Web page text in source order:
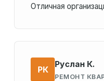
Отличная
РК
Руслан К.
РЕМОНТ